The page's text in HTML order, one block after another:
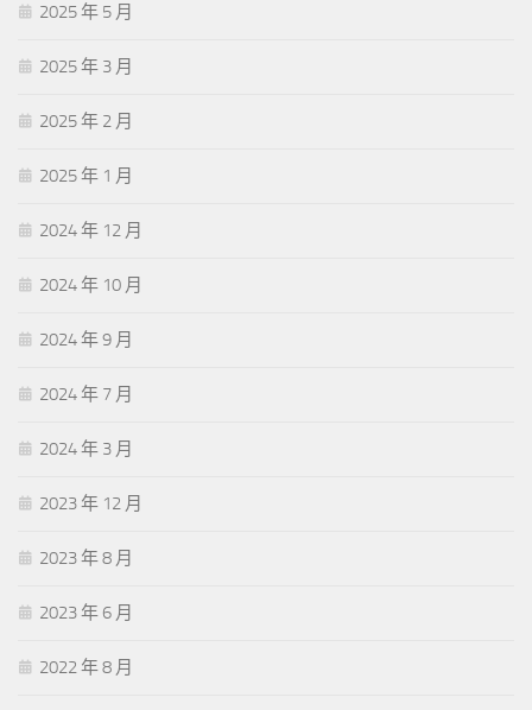
2025 年 5 月
2025 年 3 月
2025 年 2 月
2025 年 1 月
2024 年 12 月
2024 年 10 月
2024 年 9 月
2024 年 7 月
2024 年 3 月
2023 年 12 月
2023 年 8 月
2023 年 6 月
2022 年 8 月